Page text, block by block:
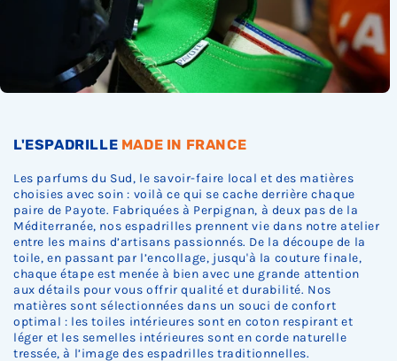
c
k
.
c
.
c
k
.
.
L'ESPADRILLE MADE IN FRANCE
Les parfums du Sud, le savoir-faire local et des matières
choisies avec soin : voilà ce qui se cache derrière chaque
paire de Payote. Fabriquées à Perpignan, à deux pas de la
Méditerranée, nos espadrilles prennent vie dans notre atelier
entre les mains d’artisans passionnés. De la découpe de la
toile, en passant par l’encollage, jusqu'à la couture finale,
chaque étape est menée à bien avec une grande attention
aux détails pour vous offrir qualité et durabilité. Nos
matières sont sélectionnées dans un souci de confort
optimal : les toiles intérieures sont en coton respirant et
léger et les semelles intérieures sont en corde naturelle
tressée, à l’image des espadrilles traditionnelles.